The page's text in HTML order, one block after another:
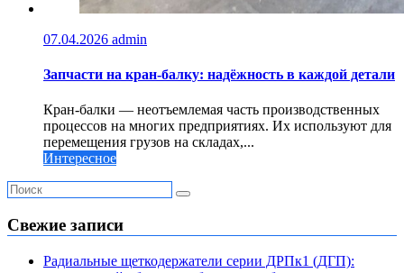
07.04.2026 admin
Запчасти на кран-балку: надёжность в каждой детали
Кран-балки — неотъемлемая часть производственных
процессов на многих предприятиях. Их используют для
перемещения грузов на складах,...
Интересное
Свежие записи
Радиальные щеткодержатели серии ДРПк1 (ДГП):